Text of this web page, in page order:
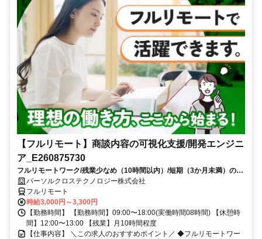
【フルリモート】商談内容の可視化支援/開発エンジニ
ア_E260875730
フルリモートワーク/残業少なめ（10時間以内）/短期（3か月未満）のお
仕事/大手SI企業勤務/今までのご経験を活かして、更なるキャリアアップ
を目指せます
パーソルクロステクノロジー株式会社
フルリモート
時給3,000円～3,300円
【勤務時間】 【勤務時間】09:00〜18:00(実働時間08時間) 【休憩時
間】12:00〜13:00 【残業】月10時間程度
【仕事内容】 ＼この求人のおすすめポイント／ ◆フルリモートワー